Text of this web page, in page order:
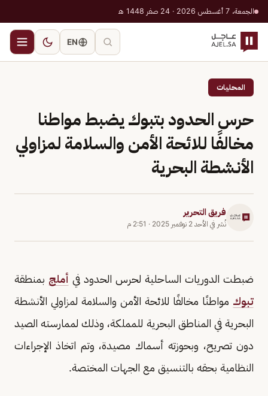
الجمعة، 7 أغسطس 2026 · 24 صفر 1448 هـ
EN
المحليات
حرس الحدود بتبوك يضبط مواطنا
مخالفًا للائحة الأمن والسلامة لمزاولي
الأنشطة البحرية
فريق التحرير
نُشر في الأحد 2 نوفمبر 2025 · 2:51 م
ضبطت الدوريات الساحلية لحرس الحدود في أملج بمنطقة
تبوك مواطنًا مخالفًا للائحة الأمن والسلامة لمزاولي الأنشطة
البحرية في المناطق البحرية للمملكة، وذلك لممارسته الصيد
دون تصريح، وبحوزته أسماك مصيدة، وتم اتخاذ الإجراءات
النظامية بحقه بالتنسيق مع الجهات المختصة.